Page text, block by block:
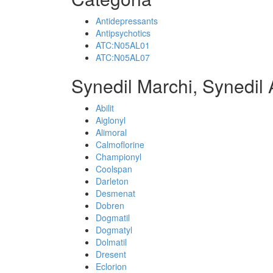
Antidepressants
Antipsychotics
ATC:N05AL01
ATC:N05AL07
Synedil Marchi, Synedil
Abilit
Aiglonyl
Alimoral
Calmoflorine
Championyl
Coolspan
Darleton
Desmenat
Dobren
Dogmatil
Dogmatyl
Dolmatil
Dresent
Eclorion